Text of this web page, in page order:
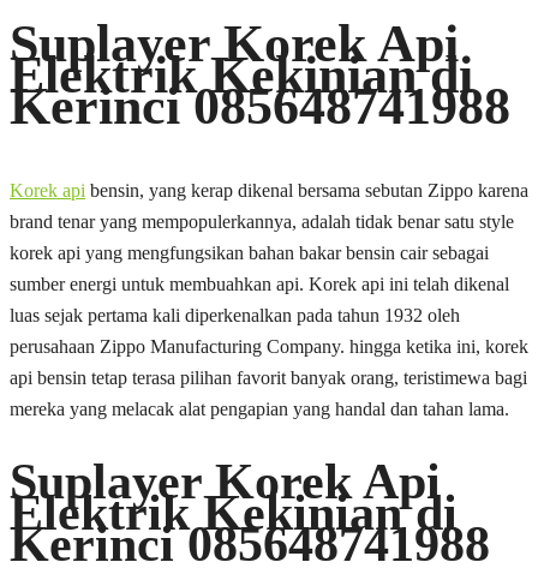
Suplayer Korek Api
Elektrik Kekinian di
Kerinci 085648741988
Korek api bensin, yang kerap dikenal bersama sebutan Zippo karena
brand tenar yang mempopulerkannya, adalah tidak benar satu style
korek api yang mengfungsikan bahan bakar bensin cair sebagai
sumber energi untuk membuahkan api. Korek api ini telah dikenal
luas sejak pertama kali diperkenalkan pada tahun 1932 oleh
perusahaan Zippo Manufacturing Company. hingga ketika ini, korek
api bensin tetap terasa pilihan favorit banyak orang, teristimewa bagi
mereka yang melacak alat pengapian yang handal dan tahan lama.
Suplayer Korek Api
Elektrik Kekinian di
Kerinci 085648741988